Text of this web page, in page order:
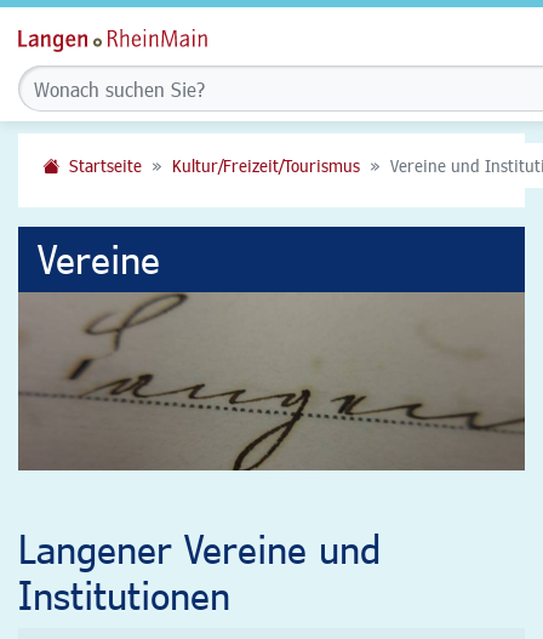
Startseite Kultur/Freizeit/Tourismus Vereine und
Vereine
Langener Vereine und
Institutionen